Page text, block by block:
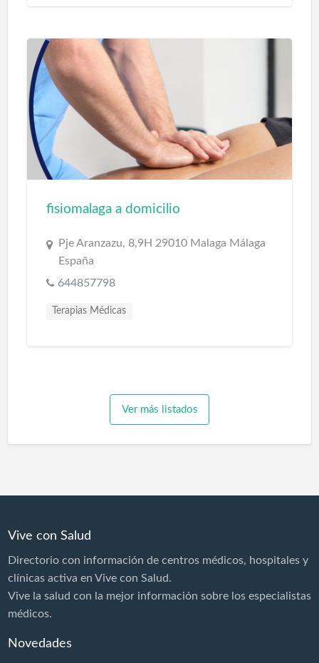
fisiomalaga a domicilio
Pje Aranzazu, 8,9H 29010 Malaga Málaga
España
644857798
Terapias Médicas
Ver más listados
Vive con Salud
Directorio con información de centros médicos, hospitales y
clínicas activa en Vive con Salud.
Vive la salud con la mejor información sobre los especialistas
médicos.
Novedades